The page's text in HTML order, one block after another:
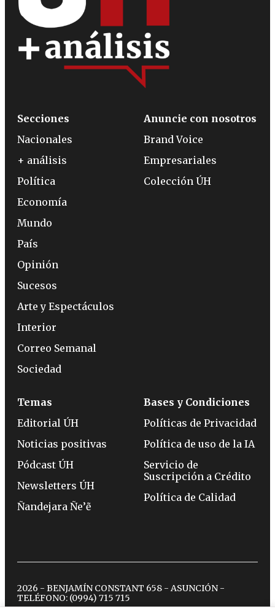
Secciones
Nacionales
+ análisis
Política
Economía
Mundo
País
Opinión
Sucesos
Arte y Espectáculos
Interior
Correo Semanal
Sociedad
Anuncie con nosotros
Brand Voice
Empresariales
Colección ÚH
Temas
Editorial ÚH
Noticias positivas
Pódcast ÚH
Newsletters ÚH
Ñandejara Ñe’ẽ
Bases y Condiciones
Políticas de Privacidad
Política de uso de la IA
Servicio de
Suscripción a Crédito
Política de Calidad
2026 - BENJAMÍN CONSTANT 658 - ASUNCIÓN -
TELÉFONO: (0994) 715 715